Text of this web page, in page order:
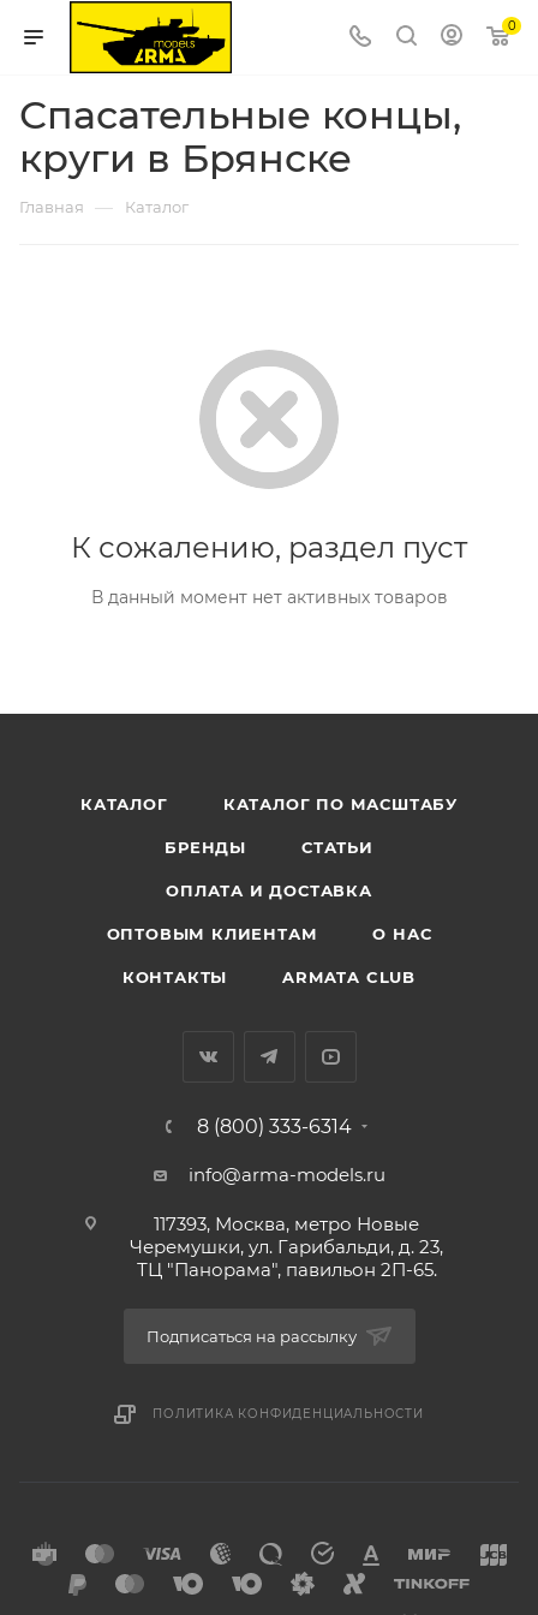
0
Спасательные концы,
круги в Брянске
Главная — Каталог
К сожалению, раздел пуст
В данный момент нет активных товаров
КАТАЛОГ КАТАЛОГ ПО МАСШТАБУ
БРЕНДЫ СТАТЬИ
ОПЛАТА И ДОСТАВКА
ОПТОВЫМ КЛИЕНТАМ О НАС
КОНТАКТЫ ARMATA CLUB
8 (800) 333-6314
info@arma-models.ru
117393, Москва, метро Новые
Черемушки, ул. Гарибальди, д. 23,
ТЦ "Панорама", павильон 2П-65.
Подписаться на рассылку
ПОЛИТИКА КОНФИДЕНЦИАЛЬНОСТИ